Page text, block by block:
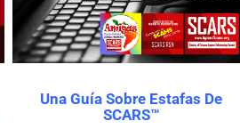
Una Guía Sobre Estafas De
SCARS™